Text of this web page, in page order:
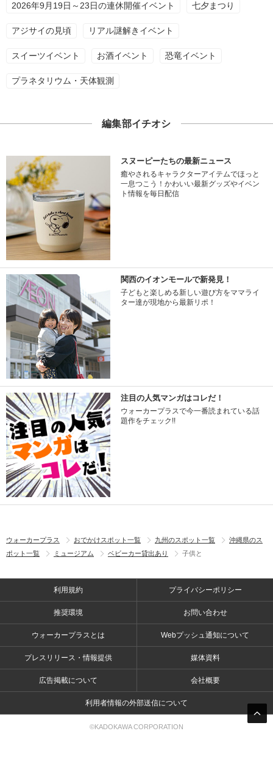
2026年9月19日～23日の連休開催イベント 七夕まつり
アジサイの見頃 リアル謎解きイベント
スイーツイベント お酒イベント 恐竜イベント
プラネタリウム・天体観測
編集部イチオシ
スヌーピーたちの最新ニュース
癒やされるキャラクターアイテムでほっと
一息つこう！かわいい最新グッズやイベン
ト情報を毎日配信
関西のイオンモールで新発見！
子どもと楽しめる新しい遊び方をママライ
ター達が現地から最新リポ！
注目の人気マンガはコレだ！
ウォーカープラスで今一番読まれている話
題作をチェック!!
ウォーカープラス おでかけスポット一覧 九州のスポット一覧
沖縄県のス
ポット一覧
ミュージアム ベビーカー貸出あり 子供と
利用規約 プライバシーポリシー
推奨環境 お問い合わせ
ウォーカープラスとは Webプッシュ通知について
プレスリリース・情報提供 媒体資料
広告掲載について 会社概要
利用者情報の外部送信について
©KADOKAWA CORPORATION